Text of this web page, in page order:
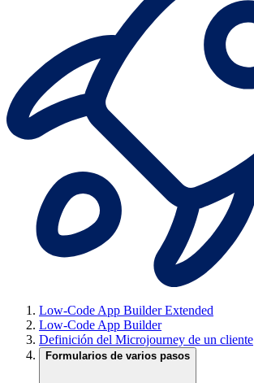
Low-Code App Builder Extended
Low-Code App Builder
Definición del Microjourney de un cliente
Formularios de varios pasos